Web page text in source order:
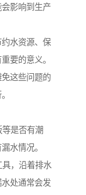
影响到生产
水资源、保
要的意义。
这些问题的
是否有潮
水情况。
，沿着排水
处通常会发